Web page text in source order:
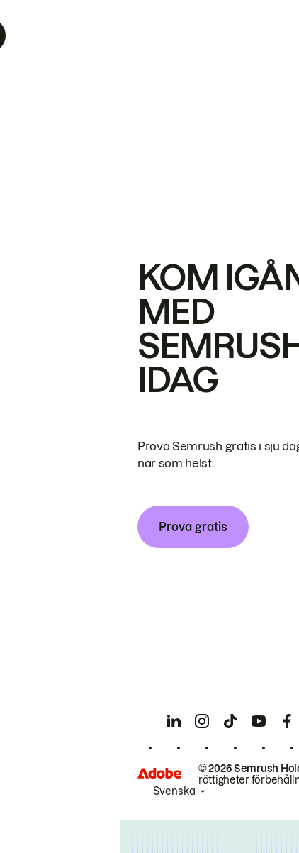
KOM
MED
IDAG
Prova Semrush gratis i sju
när som helst.
Prova gratis
© 2026 Semrush
rättigheter
Svenska